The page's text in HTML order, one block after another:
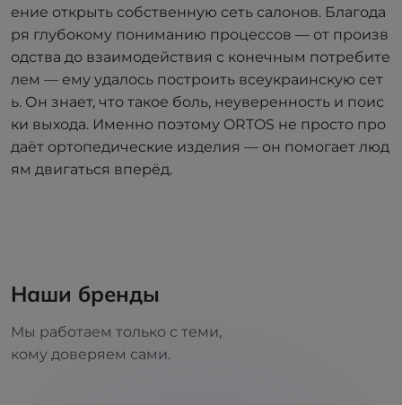
ение открыть собственную сеть салонов. Благода
ря глубокому пониманию процессов — от произв
одства до взаимодействия с конечным потребите
лем — ему удалось построить всеукраинскую сет
ь. Он знает, что такое боль, неуверенность и поис
ки выхода. Именно поэтому ORTOS не просто про
даёт ортопедические изделия — он помогает люд
ям двигаться вперёд.
Наши бренды
Мы работаем только с теми,
кому доверяем сами.